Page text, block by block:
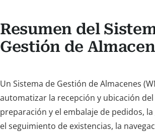
Resumen del
Gestión de
Un Sistema de Gestión de Almacenes
automatizar la recepción y ubicación
preparación y el embalaje de pedidos,
el seguimiento de existencias, la